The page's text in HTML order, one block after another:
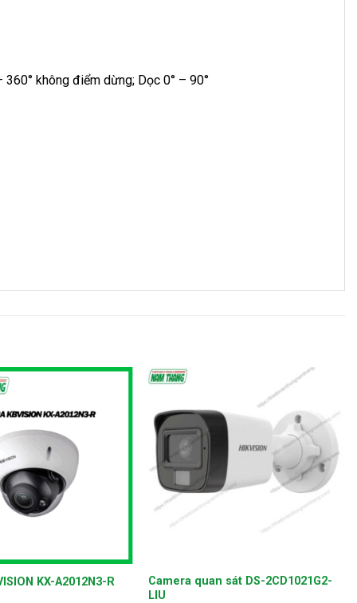
không điểm dừng; Dọc 0° – 90°
KX-A2012N3-R
Camera quan sát DS-2CD1021G2-
LIU